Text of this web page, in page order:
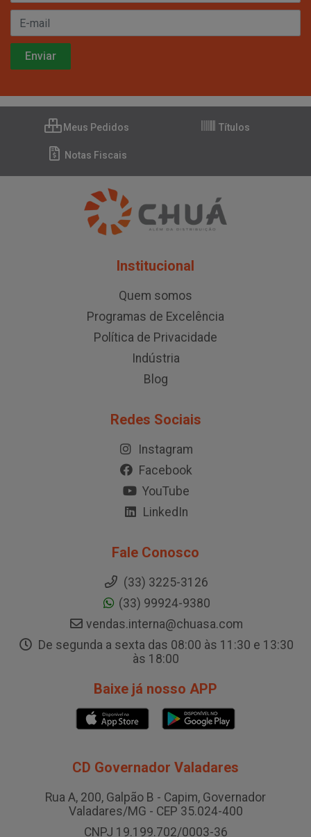
Meus Pedidos Títulos
Notas Fiscais
Institucional
Quem somos
Programas de Excelência
Política de Privacidade
Indústria
Blog
Redes Sociais
Instagram
Facebook
YouTube
LinkedIn
Fale Conosco
(33) 3225-3126
(33) 99924-9380
vendas.interna@chuasa.com
De segunda a sexta das 08:00 às 11:30 e 13:30
às 18:00
Baixe já nosso APP
CD Governador Valadares
Rua A, 200, Galpão B - Capim, Governador
Valadares/MG - CEP 35.024-400
CNPJ 19.199.702/0003-36